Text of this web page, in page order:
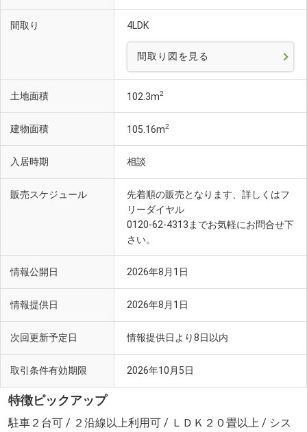
間取り 4LDK
間取り図を見る
土地面積 102.3m2
建物面積 105.16m2
入居時期 相談
販売スケジュール
先着順の販売となります、詳しくはフ
リーダイヤル
0120-62-4313までお気軽にお問合せ下
さい。
情報公開日 2026年8月1日
情報提供日 2026年8月1日
次回更新予定日 情報提供日より8日以内
取引条件有効期限 2026年10月5日
特徴ピックアップ
駐車２台可 / ２沿線以上利用可 / ＬＤＫ２０畳以上 / シス